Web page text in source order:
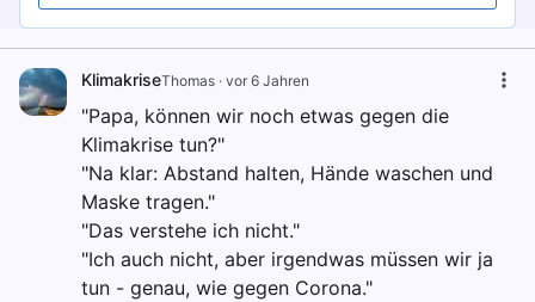
KlimakriseThomas · vor 6 Jahren
"Papa, können wir noch etwas gegen die
Klimakrise tun?"
"Na klar: Abstand halten, Hände waschen und
Maske tragen."
"Das verstehe ich nicht."
"Ich auch nicht, aber irgendwas müssen wir ja
tun - genau, wie gegen Corona."